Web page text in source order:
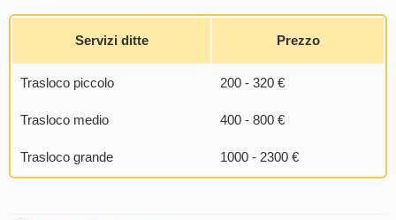
Servizi ditte Prezzo
Trasloco piccolo 200 - 320 €
Trasloco medio 400 - 800 €
Trasloco grande 1000 - 2300 €